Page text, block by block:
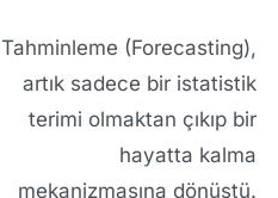
Tahminleme (Forecasting),
artık sadece bir istatistik
terimi olmaktan çıkıp bir
hayatta kalma
mekanizmasına dönüştü.